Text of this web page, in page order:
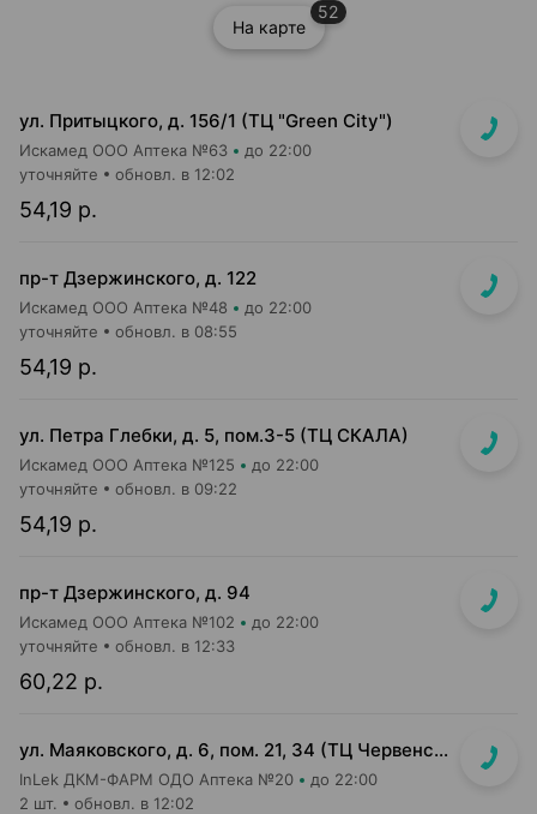
На карте
52
ул. Притыцкого, д. 156/1 (ТЦ "Green City")
Искамед ООО Аптека №63 до 22:00
54,19 р.
уточняйте обновл. в 12:02
пр-т Дзержинского, д. 122
Искамед ООО Аптека №48 до 22:00
54,19 р.
уточняйте обновл. в 08:55
ул. Петра Глебки, д. 5, пом.3-5 (ТЦ СКАЛА)
Искамед ООО Аптека №125 до 22:00
54,19 р.
уточняйте обновл. в 09:22
пр-т Дзержинского, д. 94
Искамед ООО Аптека №102 до 22:00
60,22 р.
уточняйте обновл. в 12:33
ул. Маяковского, д. 6, пом. 21, 34 (ТЦ Червенский, 1 этаж)
InLek ДКМ-ФАРМ ОДО Аптека №20 до 22:00
2 шт. обновл. в 12:02